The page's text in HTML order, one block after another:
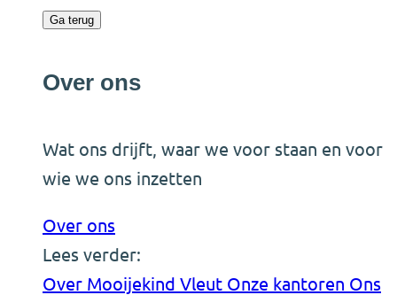
Ga terug
Over ons
Wat ons drijft, waar we voor staan en voor
wie we ons inzetten
Over ons
Lees verder:
Over Mooijekind Vleut Onze kantoren Ons